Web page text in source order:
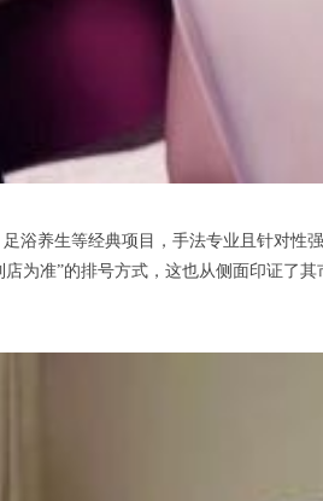
养生等经典项目，手法专业且针对性
为准”的排号方式，这也从侧面印证了